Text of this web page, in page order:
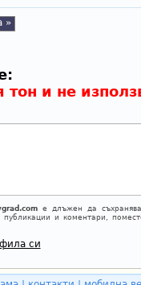
»
и не
е длъжен да
и коментари,
си